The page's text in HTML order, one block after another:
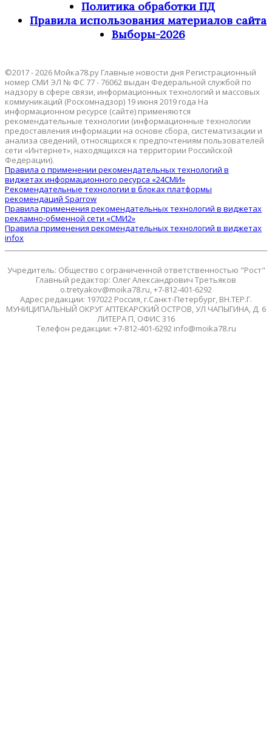
Политика обработки ПД
Правила использования материалов сайта
Выборы-2026
©2017 - 2026 Мойка78.ру Главные новости дня Регистрационный
номер СМИ ЭЛ № ФС 77 - 76062 выдан Федеральной службой по
надзору в сфере связи, информационных технологий и массовых
коммуникаций (Роскомнадзор) 19 июня 2019 года На
информационном ресурсе (сайте) применяются
рекомендательные технологии (информационные технологии
предоставления информации на основе сбора, систематизации и
анализа сведений, относящихся к предпочтениям пользователей
сети «Интернет», находящихся на территории Российской
Федерации).
Правила о применении рекомендательных технологий в
виджетах информационного ресурса «24СМИ»
Рекомендательные технологии в блоках платформы
рекомендаций Sparrow
Правила применения рекомендательных технологий в виджетах
рекламно-обменной сети «СМИ2»
Правила применения рекомендательных технологий в виджетах
infox
Учредитель: Общество с ограниченной ответственностью "Рост"
Главный редактор: Олег Александрович Третьяков
o.tretyakov@moika78.ru, +7-812-401-6292
Адрес редакции: 197022 Россия, г.Санкт-Петербург, ВН.ТЕР.Г.
МУНИЦИПАЛЬНЫЙ ОКРУГ АПТЕКАРСКИЙ ОСТРОВ, УЛ ЧАПЫГИНА, Д. 6
ЛИТЕРА П, ОФИС 316
Телефон редакции: +7-812-401-6292 info@moika78.ru